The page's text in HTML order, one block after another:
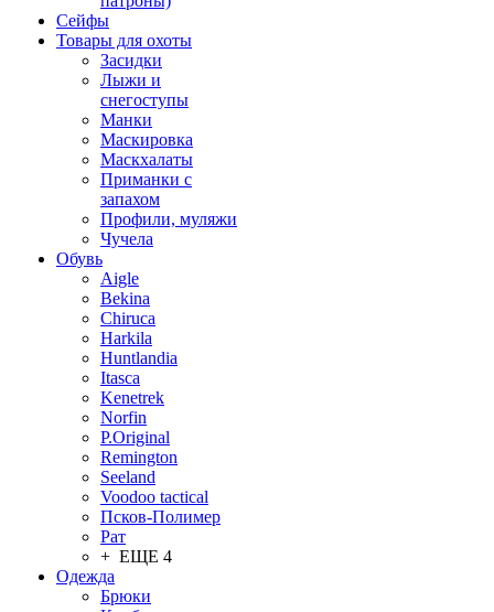
Сейфы
Товары для охоты
Засидки
Лыжи и
снегоступы
Манки
Маскировка
Маскхалаты
Приманки с
запахом
Профили, муляжи
Чучела
Обувь
Aigle
Bekina
Chiruсa
Harkila
Huntlandia
Itasca
Kenetrek
Norfin
P.Original
Remington
Seeland
Voodoo tactical
Псков-Полимер
Рат
+ ЕЩЕ 4
Одежда
Брюки